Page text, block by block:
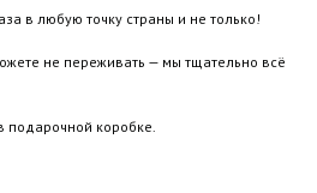
в любую точку страны и не только!
не переживать — мы тщательно всё
подарочной коробке.